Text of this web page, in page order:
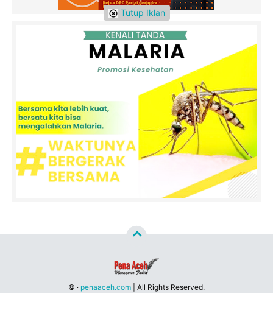
© ‧ penaaceh.com | All Rights Reserved.
Developed byPena aceh
Tutup Iklan